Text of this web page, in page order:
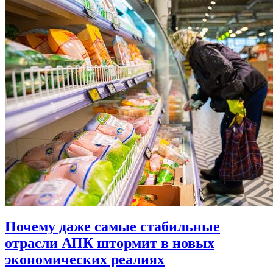
Почему даже самые стабильные
отрасли АПК штормит в новых
экономических реалиях